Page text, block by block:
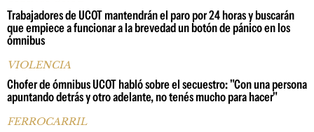
Trabajadores de UCOT mantendrán el paro por 24 horas y buscarán
que empiece a funcionar a la brevedad un botón de pánico en los
ómnibus
VIOLENCIA
Chofer de ómnibus UCOT habló sobre el secuestro: "Con una persona
apuntando detrás y otro adelante, no tenés mucho para hacer"
FERROCARRIL